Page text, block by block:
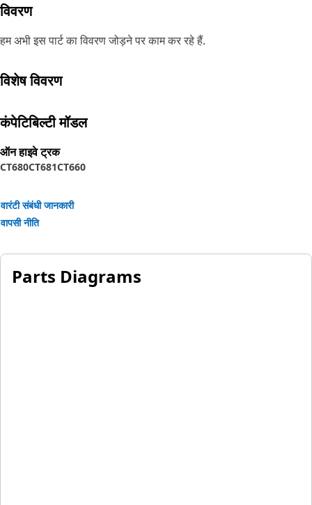
विवरण
हम अभी इस पार्ट का विवरण जोड़ने पर काम कर रहे हैं.
विशेष विवरण
कंपेटिबिल्टी मॉडल
ऑन हाइवे ट्रक
CT680CT681CT660
वारंटी संबंधी जानकारी
वापसी नीति
Parts Diagrams